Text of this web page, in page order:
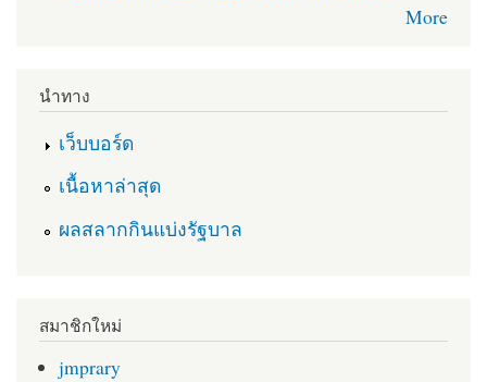
More
นำทาง
เว็บบอร์ด
เนื้อหาล่าสุด
ผลสลากกินแบ่งรัฐบาล
สมาชิกใหม่
jmprary